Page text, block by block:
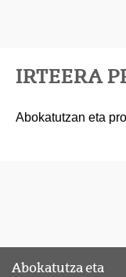
IRTEERA
Abokatutzan eta
Abokatutza eta